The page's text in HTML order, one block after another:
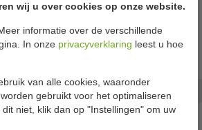
wij u over cookies op onze website.
informatie over de verschillende
In onze privacyverklaring leest u hoe
van alle cookies, waaronder
gebruikt voor het optimaliseren
niet, klik dan op "Instellingen" om uw
Specificaties
Afmeting
Materiaal